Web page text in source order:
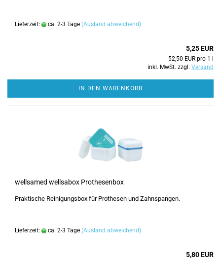
Lieferzeit: ca. 2-3 Tage (Ausland abweichend)
5,25 EUR
52,50 EUR pro 1 l
inkl. MwSt. zzgl. Versand
IN DEN WARENKORB
wellsamed wellsabox Prothesenbox
Praktische Reinigungsbox für Prothesen und Zahnspangen.
Lieferzeit: ca. 2-3 Tage (Ausland abweichend)
5,80 EUR